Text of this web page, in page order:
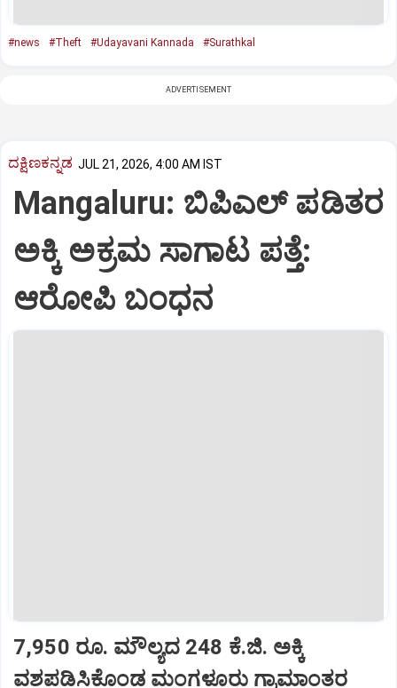
#news #Theft #Udayavani Kannada #Surathkal
ADVERTISEMENT
ದಕ್ಷಿಣಕನ್ನಡ JUL 21, 2026, 4:00 AM IST
Mangaluru: ಬಿಪಿಎಲ್ ಪಡಿತರ
ಅಕ್ಕಿ ಅಕ್ರಮ ಸಾಗಾಟ ಪತ್ತೆ:
ಆರೋಪಿ ಬಂಧನ
7,950 ರೂ. ಮೌಲ್ಯದ 248 ಕೆ.ಜಿ. ಅಕ್ಕಿ
ವಶಪಡಿಸಿಕೊಂಡ ಮಂಗಳೂರು ಗ್ರಾಮಾಂತರ